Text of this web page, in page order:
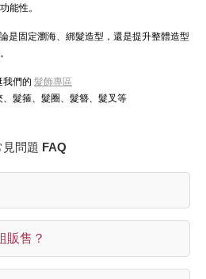
能性。
是固定瀏海、綁髮造型，還是提升整體造型
我們的 髮飾專區
髮箍、髮圈、髮簪、髮叉等
見問題 FAQ
販售？